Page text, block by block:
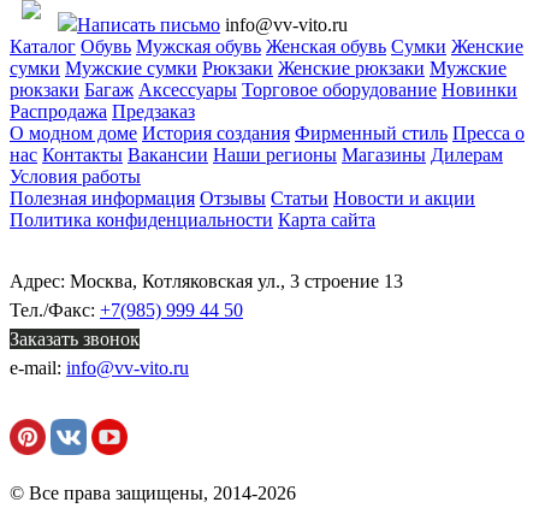
Написать письмо info@vv-vito.ru
Каталог Обувь Мужская обувь Женская обувь Сумки Женские
сумки Мужские сумки Рюкзаки Женские рюкзаки Мужские
рюкзаки Багаж Аксессуары Торговое оборудование Новинки
Распродажа Предзаказ
О модном доме История создания Фирменный стиль Пресса о
нас Контакты Вакансии Наши регионы Магазины Дилерам
Условия работы
Полезная информация Отзывы Статьи Новости и акции
Политика конфиденциальности Карта сайта
Адрес: Москва, Котляковская ул., 3 строение 13
Тел./Факс: +7(985) 999 44 50
Заказать звонок
e-mail: info@vv-vito.ru
© Все права защищены, 2014-2026